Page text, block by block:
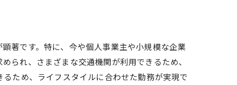
著です。特に、今や個人事業主や小規模な企業
られ、さまざまな交通機関が利用できるため、
ため、ライフスタイルに合わせた勤務が実現で